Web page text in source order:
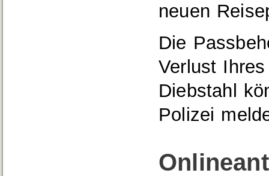
neuen
Die
Verlust
Diebstahl
Polizei